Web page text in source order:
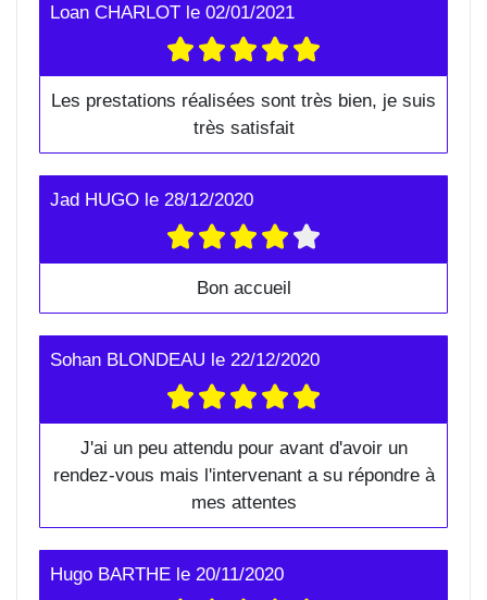
Loan CHARLOT le 02/01/2021
Les prestations réalisées sont très bien, je suis
très satisfait
Jad HUGO le 28/12/2020
Bon accueil
Sohan BLONDEAU le 22/12/2020
J'ai un peu attendu pour avant d'avoir un
rendez-vous mais l'intervenant a su répondre à
mes attentes
Hugo BARTHE le 20/11/2020